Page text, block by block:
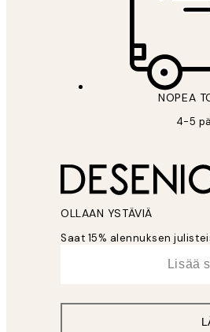
NOPEA
4-5
OLLAAN YSTÄVIÄ
Saat 15% alennuksen